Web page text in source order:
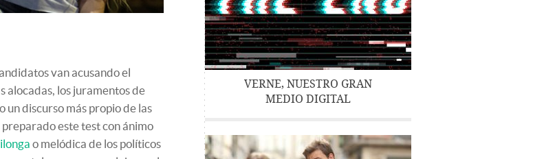
van acusando el
alocadas, los juramentos de
discurso más propio de las
este test con ánimo
o melódica de los políticos
VERNE, NUESTRO GRAN
MEDIO DIGITAL